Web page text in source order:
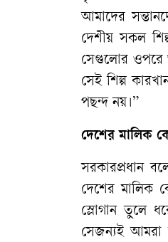
আমাদের
দেশীয় সকল
সেগুলোর ওপরে
সেই শিল্প
পছন্দ নয়।”
দেশের মালিক
সরকারপ্রধান
দেশের মালিক
স্লোগান তুলে
সেজন্যই আমরা